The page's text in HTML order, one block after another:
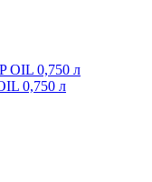
0,750 л